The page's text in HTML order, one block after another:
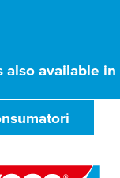
also available